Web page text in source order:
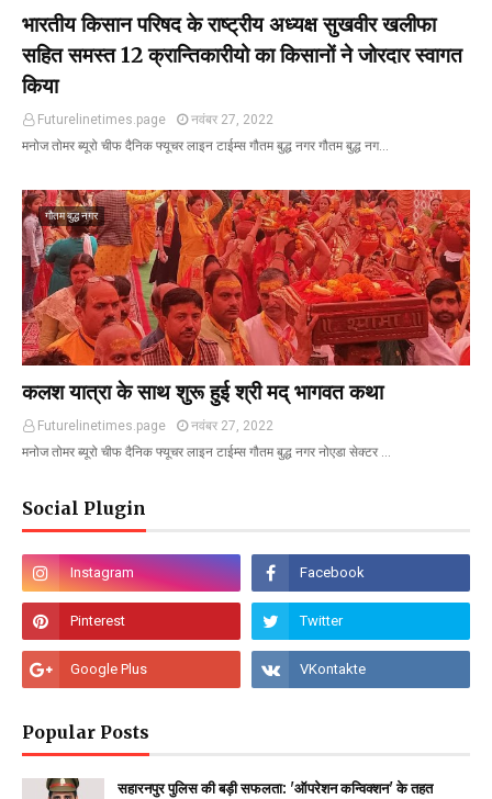
भारतीय किसान परिषद के राष्ट्रीय अध्यक्ष सुखवीर खलीफा
सहित समस्त 12 क्रान्तिकारीयो का किसानों ने जोरदार स्वागत
किया
Futurelinetimes.page
नवंबर 27, 2022
मनोज तोमर ब्यूरो चीफ दैनिक फ्यूचर लाइन टाईम्स गौतम बुद्ध नगर गौतम बुद्ध नग…
गौतम बुद्ध नगर
कलश यात्रा के साथ शुरू हुई श्री मद् भागवत कथा
Futurelinetimes.page
नवंबर 27, 2022
मनोज तोमर ब्यूरो चीफ दैनिक फ्यूचर लाइन टाईम्स गौतम बुद्ध नगर नोएडा सेक्टर …
Social Plugin
Popular Posts
सहारनपुर पुलिस की बड़ी सफलता: 'ऑपरेशन कन्विक्शन' के तहत